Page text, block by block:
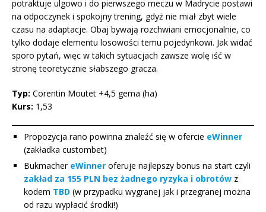
potraktuje ulgowo i do pierwszego meczu w Madrycie postawi
na odpoczynek i spokojny trening, gdyż nie miał zbyt wiele
czasu na adaptacje. Obaj bywają rozchwiani emocjonalnie, co
tylko dodaje elementu losowości temu pojedynkowi. Jak widać
sporo pytań, więc w takich sytuacjach zawsze wolę iść w
stronę teoretycznie słabszego gracza.
Typ: Corentin Moutet +4,5 gema (ha)
Kurs: 1,53
Propozycja rano powinna znaleźć się w ofercie eWinner
(zakładka custombet)
Bukmacher eWinner oferuje najlepszy bonus na start czyli
zakład za 155 PLN bez żadnego ryzyka i obrotów z
kodem TBD (w przypadku wygranej jak i przegranej można
od razu wypłacić środki!)